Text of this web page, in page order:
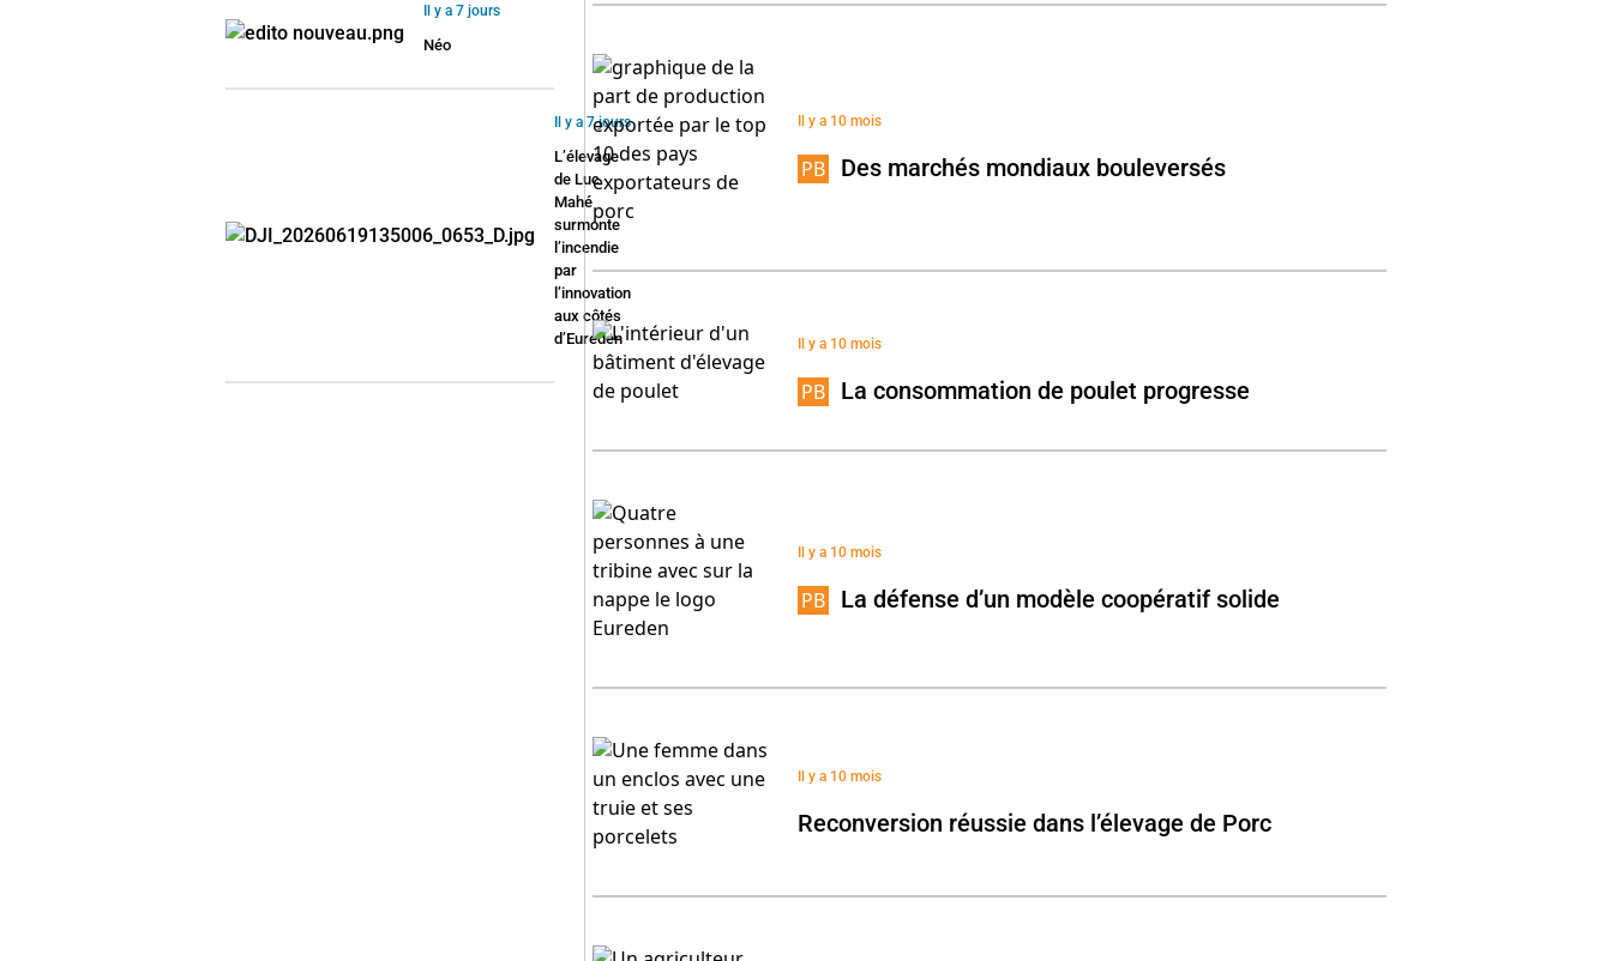
Il y a 7 jours
Néo
Il y a 7 jours
L’élevage
de Luc
Mahé
surmonte
l’incendie
par
l’innovation
aux côtés
d’Eureden
Il y a 10 mois
Des marchés mondiaux bouleversés
Il y a 10 mois
La consommation de poulet progresse
Il y a 10 mois
La défense d’un modèle coopératif solide
Il y a 10 mois
Reconversion réussie dans l’élevage de Porc